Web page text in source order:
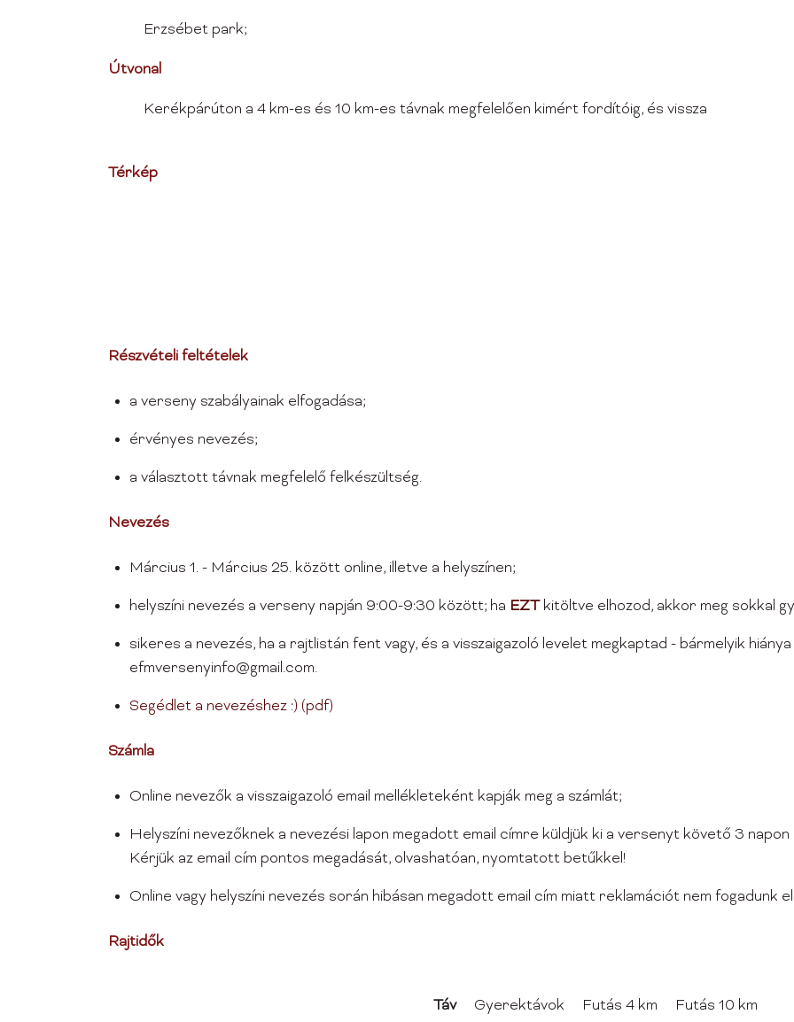
Erzsébet park;
Útvonal
Kerékpárúton a 4 km-es és 10 km-es távnak megfelelően kimért fordítóig, és vissza
Térkép
Részvételi feltételek
a verseny szabályainak elfogadása;
érvényes nevezés;
a választott távnak megfelelő felkészültség.
Nevezés
Március 1. - Március 25. között online, illetve a helyszínen;
helyszíni nevezés a verseny napján 9:00-9:30 között; ha EZTkitöltve elhozod, akkor meg sokkal
sikeres a nevezés, ha a rajtlistán fent vagy, és a visszaigazoló levelet megkaptad - bármelyik
efmversenyinfo@gmail.com.
Segédlet a nevezéshez :) (pdf)
Számla
Online nevezők a visszaigazoló email mellékleteként kapják meg a számlát;
Helyszíni nevezőknek a nevezési lapon megadott email címre küldjük ki a versenyt követő 3 napon
Kérjük az email cím pontos megadását, olvashatóan, nyomtatott betűkkel!
Online vagy helyszíni nevezés során hibásan megadott email cím miatt reklamációt nem fogadunk
Rajtidők
Táv Gyerektávok Futás 4 km
Futás 10 km